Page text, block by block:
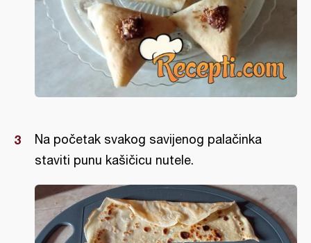
Na početak svakog savijenog palačinka
staviti punu kašičicu nutele.